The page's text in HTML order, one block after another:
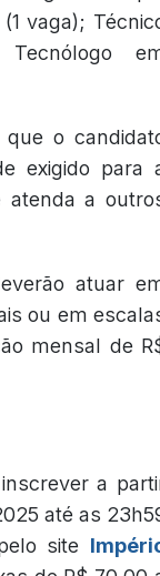
vaga);
que o
exigido para
atenda a
atuar
ou em
mensal de
a
até as
site